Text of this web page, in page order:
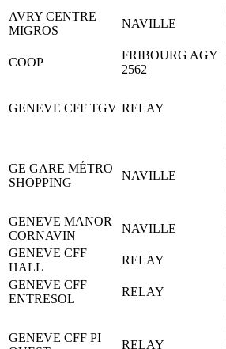
AVRY CENTRE
MIGROS
NAVILLE
COOP
FRIBOURG AGY
2562
GENEVE CFF TGV RELAY
GE GARE MÉTRO
SHOPPING
NAVILLE
GENEVE MANOR
CORNAVIN
NAVILLE
GENEVE CFF
HALL
RELAY
GENEVE CFF
ENTRESOL
RELAY
GENEVE CFF PI
RELAY